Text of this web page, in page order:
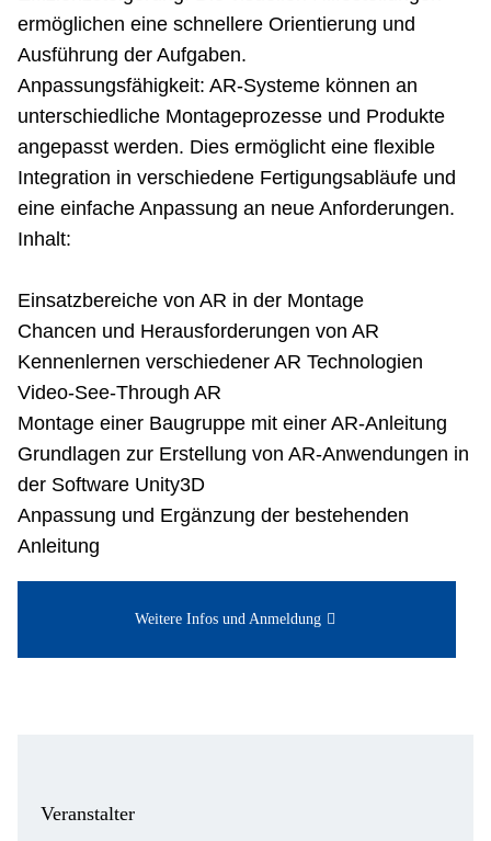
ermöglichen eine schnellere Orientierung und
Ausführung der Aufgaben.
Anpassungsfähigkeit: AR-Systeme können an
unterschiedliche Montageprozesse und Produkte
angepasst werden. Dies ermöglicht eine flexible
Integration in verschiedene Fertigungsabläufe und
eine einfache Anpassung an neue Anforderungen.
Inhalt:
Einsatzbereiche von AR in der Montage
Chancen und Herausforderungen von AR
Kennenlernen verschiedener AR Technologien
Video-See-Through AR
Montage einer Baugruppe mit einer AR-Anleitung
Grundlagen zur Erstellung von AR-Anwendungen in
der Software Unity3D
Anpassung und Ergänzung der bestehenden
Anleitung
Weitere Infos und Anmeldung
Veranstalter